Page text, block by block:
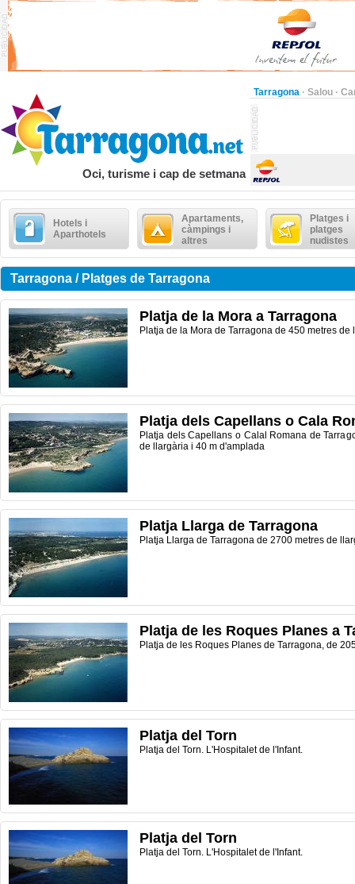
Tarragona · Salou ·
Oci, turisme i cap de setmana
Hotels i
Aparthotels
Apartaments,
càmpings i
altres
Platges i
platges
nudistes
Tarragona / Platges de Tarragona
Platja de la Mora a Tarragona
Platja de la Mora de Tarragona de 450 metres de
Platja dels Capellans o Cala
Platja dels Capellans o Calal Romana de
de llargària i 40 m d'amplada
Platja Llarga de Tarragona
Platja Llarga de Tarragona de 2700 metres de
Platja de les Roques Planes a
Platja de les Roques Planes de Tarragona, de
Platja del Torn
Platja del Torn. L'Hospitalet de l'Infant.
Platja del Torn
Platja del Torn. L'Hospitalet de l'Infant.